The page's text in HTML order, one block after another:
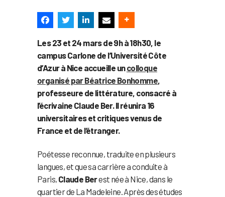
Les 23 et 24 mars de 9h à 18h30, le
campus Carlone de l’Université Côte
d’Azur à Nice accueille uncolloque
organisé par Béatrice Bonhomme
professeure de littérature, consacré à
l’écrivaine Claude Ber. Il réunira 16
universitaires et critiques venus de
France et de l’étranger.
Poétesse reconnue, traduite en plusieurs
langues, et que sa carrière a conduite à
Paris, Claude Berest née à Nice, dans le
quartier de La Madeleine. Après des études